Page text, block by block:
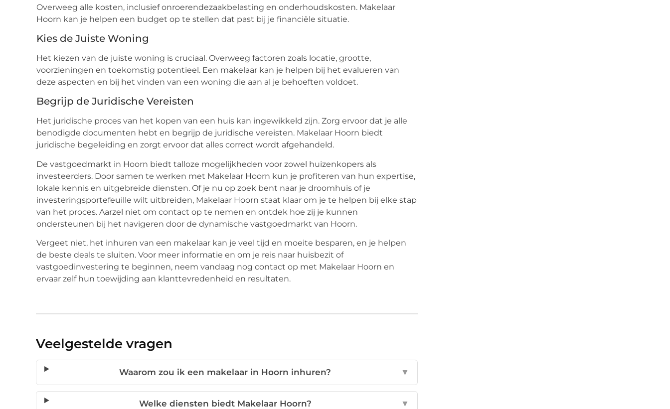
Overweeg alle kosten, inclusief onroerendezaakbelasting en onderhoudskosten. Makelaar
Hoorn kan je helpen een budget op te stellen dat past bij je financiële situatie.
Kies de Juiste Woning
Het kiezen van de juiste woning is cruciaal. Overweeg factoren zoals locatie, grootte,
voorzieningen en toekomstig potentieel. Een makelaar kan je helpen bij het evalueren van
deze aspecten en bij het vinden van een woning die aan al je behoeften voldoet.
Begrijp de Juridische Vereisten
Het juridische proces van het kopen van een huis kan ingewikkeld zijn. Zorg ervoor dat je alle
benodigde documenten hebt en begrijp de juridische vereisten. Makelaar Hoorn biedt
juridische begeleiding en zorgt ervoor dat alles correct wordt afgehandeld.
De vastgoedmarkt in Hoorn biedt talloze mogelijkheden voor zowel huizenkopers als
investeerders. Door samen te werken met Makelaar Hoorn kun je profiteren van hun expertise,
lokale kennis en uitgebreide diensten. Of je nu op zoek bent naar je droomhuis of je
investeringsportefeuille wilt uitbreiden, Makelaar Hoorn staat klaar om je te helpen bij elke stap
van het proces. Aarzel niet om contact op te nemen en ontdek hoe zij je kunnen
ondersteunen bij het navigeren door de dynamische vastgoedmarkt van Hoorn.
Vergeet niet, het inhuren van een makelaar kan je veel tijd en moeite besparen, en je helpen
de beste deals te sluiten. Voor meer informatie en om je reis naar huisbezit of
vastgoedinvestering te beginnen, neem vandaag nog contact op met Makelaar Hoorn en
ervaar zelf hun toewijding aan klanttevredenheid en resultaten.
Veelgestelde vragen
Waarom zou ik een makelaar in Hoorn inhuren? ▼
Welke diensten biedt Makelaar Hoorn? ▼